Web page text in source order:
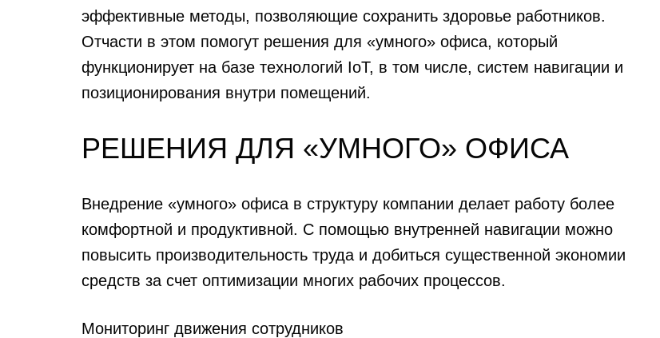
эффективные методы, позволяющие сохранить здоровье работников.
Отчасти в этом помогут решения для «умного» офиса, который
функционирует на базе технологий IoT, в том числе, систем навигации и
позиционирования внутри помещений.
РЕШЕНИЯ ДЛЯ «УМНОГО» ОФИСА
Внедрение «умного» офиса в структуру компании делает работу более
комфортной и продуктивной. С помощью внутренней навигации можно
повысить производительность труда и добиться существенной экономии
средств за счет оптимизации многих рабочих процессов.
Мониторинг движения сотрудников